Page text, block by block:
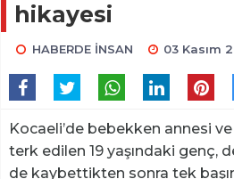
hikayesi
HABERDE İNSAN 03 Kasım
Kocaeli’de bebekken annesi
terk edilen 19 yaşındaki genç,
de kaybettikten sonra tek